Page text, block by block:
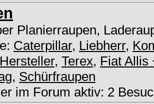
Planierraupen,
Caterpillar, Liebherr,
, Terex, Fiat Allis
, Schürfraupen
im Forum aktiv: 2